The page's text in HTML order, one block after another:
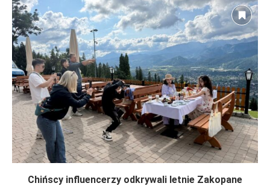
Chińscy influencerzy odkrywali letnie Zakopane